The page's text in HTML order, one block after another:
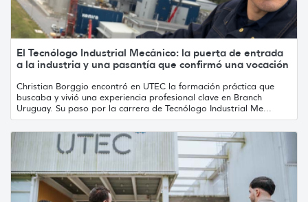
El Tecnólogo Industrial Mecánico: la puerta de entrada
a la industria y una pasantía que confirmó una vocación
Christian Borggio encontró en UTEC la formación práctica que
buscaba y vivió una experiencia profesional clave en Branch
Uruguay. Su paso por la carrera de Tecnólogo Industrial Me...